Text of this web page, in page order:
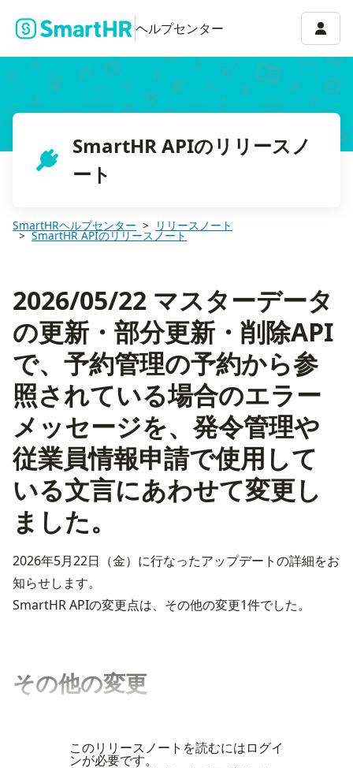
ヘルプセンター アカ
SmartHR APIのリリースノ
ート
SmartHRヘルプセンター リリースノート
SmartHR APIのリリースノート
2026/05/22 マスターデータ
の更新・部分更新・削除API
で、予約管理の予約から参
照されている場合のエラー
メッセージを、発令管理や
従業員情報申請で使用して
いる文言にあわせて変更し
ました。
2026年5月22日（金）に行なったアップデートの詳細をお
知らせします。
SmartHR APIの変更点は、その他の変更1件でした。
その他の変更
このリリースノートを読むにはログイ
ンが必要です。